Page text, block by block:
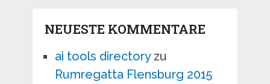
NEUESTE KOMMENTARE
ai tools directoryzu
Rumregatta Flensburg 2015